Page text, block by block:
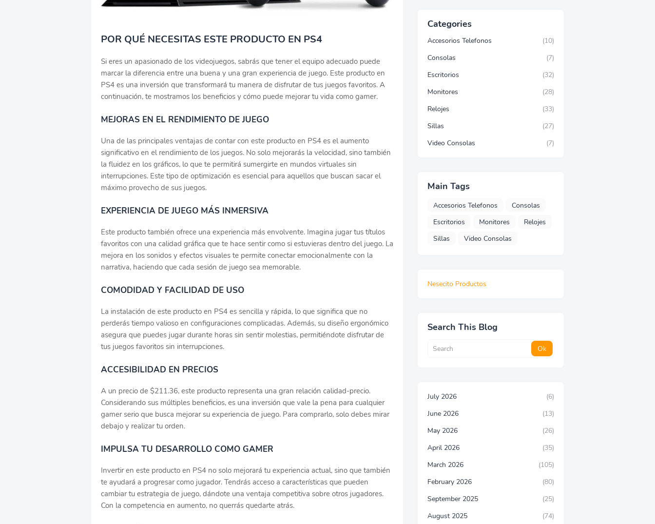
POR QUÉ NECESITAS ESTE PRODUCTO EN PS4
Si eres un apasionado de los videojuegos, sabrás que tener el equipo adecuado puede
marcar la diferencia entre una buena y una gran experiencia de juego. Este producto en
PS4 es una inversión que transformará tu manera de disfrutar de tus juegos favoritos. A
continuación, te mostramos los beneficios y cómo puede mejorar tu vida como gamer.
MEJORAS EN EL RENDIMIENTO DE JUEGO
Una de las principales ventajas de contar con este producto en PS4 es el aumento
significativo en el rendimiento de los juegos. No solo mejorarás la velocidad, sino también
la fluidez en los gráficos, lo que te permitirá sumergirte en mundos virtuales sin
interrupciones. Este tipo de optimización es esencial para aquellos que buscan sacar el
máximo provecho de sus juegos.
EXPERIENCIA DE JUEGO MÁS INMERSIVA
Este producto también ofrece una experiencia más envolvente. Imagina jugar tus títulos
favoritos con una calidad gráfica que te hace sentir como si estuvieras dentro del juego. La
mejora en los sonidos y efectos visuales te permite conectar emocionalmente con la
narrativa, haciendo que cada sesión de juego sea memorable.
COMODIDAD Y FACILIDAD DE USO
La instalación de este producto en PS4 es sencilla y rápida, lo que significa que no
perderás tiempo valioso en configuraciones complicadas. Además, su diseño ergonómico
asegura que puedes jugar durante horas sin sentir molestias, permitiéndote disfrutar de
tus juegos favoritos sin interrupciones.
ACCESIBILIDAD EN PRECIOS
A un precio de $211.36, este producto representa una gran relación calidad-precio.
Considerando sus múltiples beneficios, es una inversión que vale la pena para cualquier
gamer serio que busca mejorar su experiencia de juego. Para comprarlo, solo debes mirar
debajo y realizar tu orden.
IMPULSA TU DESARROLLO COMO GAMER
Invertir en este producto en PS4 no solo mejorará tu experiencia actual, sino que también
te ayudará a progresar como jugador. Tendrás acceso a características que pueden
cambiar tu estrategia de juego, dándote una ventaja competitiva sobre otros jugadores.
Con la competencia en aumento, no querrás quedarte atrás.
Categories
Accesorios Telefonos
(10)
Consolas
(7)
Escritorios
(32)
Monitores
(28)
Relojes
(33)
Sillas
(27)
Video Consolas
(7)
Main Tags
Accesorios Telefonos
Consolas
Escritorios
Monitores
Relojes
Sillas
Video Consolas
Nesecito Productos
Search This Blog
July 2026
(6)
June 2026
(13)
May 2026
(26)
April 2026
(35)
March 2026
(105)
February 2026
(80)
September 2025
(25)
August 2025
(74)